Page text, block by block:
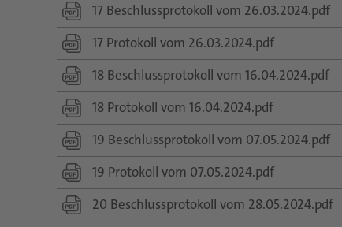
17 Beschlussprotokoll vom 26.03.2024.pdf
17 Protokoll vom 26.03.2024.pdf
18 Beschlussprotokoll vom 16.04.2024.pdf
18 Protokoll vom 16.04.2024.pdf
19 Beschlussprotokoll vom 07.05.2024.pdf
19 Protokoll vom 07.05.2024.pdf
20 Beschlussprotokoll vom 28.05.2024.pdf